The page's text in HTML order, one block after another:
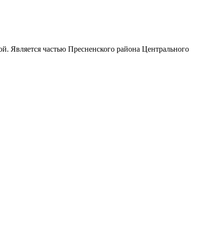
частью Пресненского района Центрального